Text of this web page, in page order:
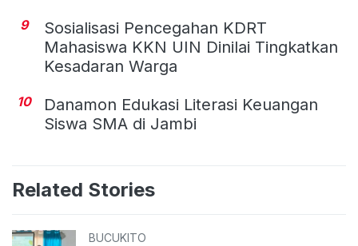
9
Sosialisasi Pencegahan KDRT
Mahasiswa KKN UIN Dinilai Tingkatkan
Kesadaran Warga
10
Danamon Edukasi Literasi Keuangan
Siswa SMA di Jambi
Related Stories
BUCUKITO